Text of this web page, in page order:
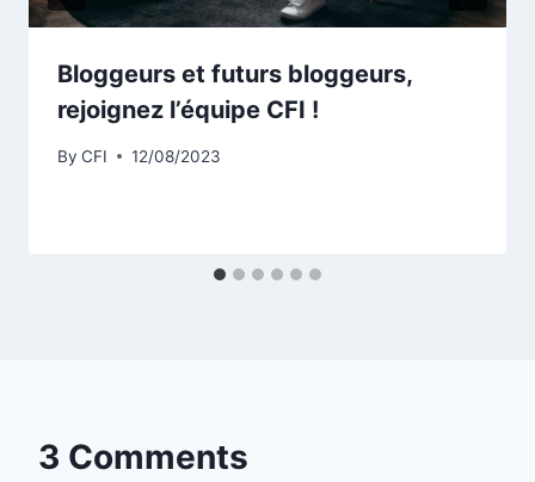
Bloggeurs et futurs bloggeurs,
rejoignez l’équipe CFI !
By CFI 12/08/2023
3 Comments